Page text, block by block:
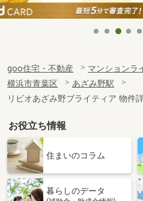
goo住宅・不動産 マンションラ
横浜市青葉区
あざみ野駅
リビオあざみ野ブライティア 物件
お役立ち情報
住まいのコラム
暮らしのデータ